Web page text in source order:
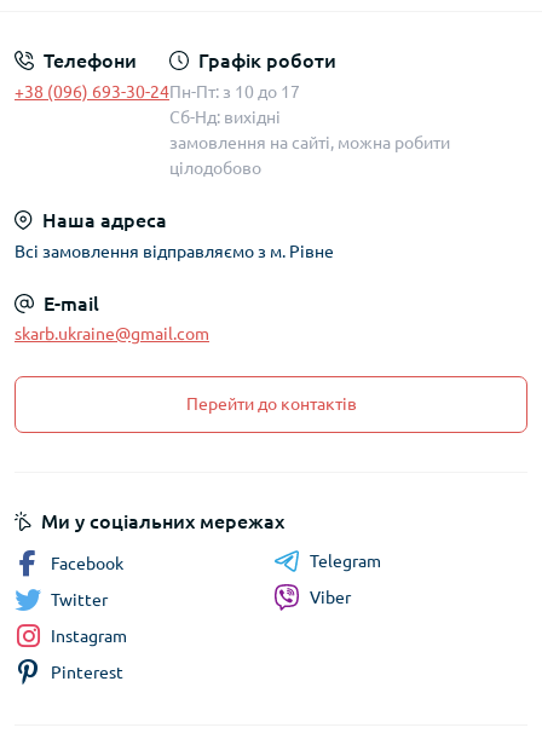
Телефони
+38 (096) 693-30-24
Графік роботи
Пн-Пт: з 10 до 17
Сб-Нд: вихідні
замовлення на сайті, можна робити
цілодобово
Наша адреса
Всі замовлення відправляємо з м. Рівне
E-mail
skarb.ukraine@gmail.com
Перейти до контактів
Ми у соціальних мережах
Facebook
Twitter
Instagram
Pinterest
Telegram
Viber